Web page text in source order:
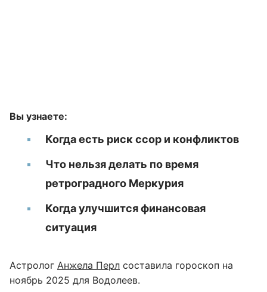
Вы узнаете:
Когда есть риск ссор и конфликтов
Что нельзя делать по время
ретроградного Меркурия
Когда улучшится финансовая
ситуация
Астролог Анжела Перл составила гороскоп на
ноябрь 2025 для Водолеев.